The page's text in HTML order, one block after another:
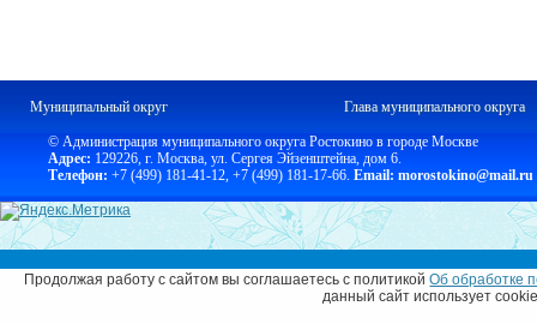
Муниципальный округ Глава муниципального округа
© Администрация муниципального округа Ростокино в городе Москве
Адрес: 129226, г. Москва, ул. Сергея Эйзенштейна, дом 6.
Телефон: +7 (499) 181-41-12, +7 (499) 181-17-66. Email: morostokino@mail.ru
Продолжая работу с сайтом вы соглашаетесь с политикойОб обработке
данный сайт использует